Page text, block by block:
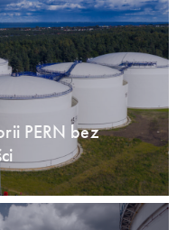
PERN bez